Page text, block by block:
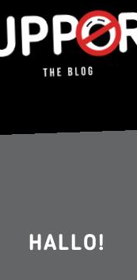
HALLO!